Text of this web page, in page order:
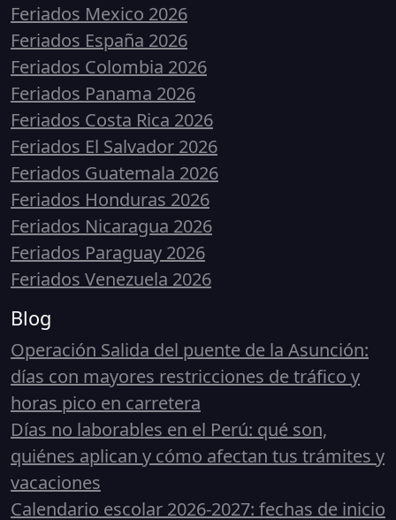
Feriados Mexico 2026
Feriados España 2026
Feriados Colombia 2026
Feriados Panama 2026
Feriados Costa Rica 2026
Feriados El Salvador 2026
Feriados Guatemala 2026
Feriados Honduras 2026
Feriados Nicaragua 2026
Feriados Paraguay 2026
Feriados Venezuela 2026
Blog
Operación Salida del puente de la Asunción:
días con mayores restricciones de tráfico y
horas pico en carretera
Días no laborables en el Perú: qué son,
quiénes aplican y cómo afectan tus trámites y
vacaciones
Calendario escolar 2026-2027: fechas de inicio